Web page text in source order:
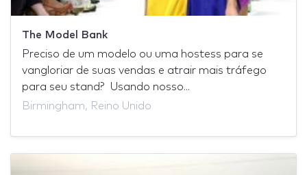
The Model Bank
Preciso de um modelo ou uma hostess para se
vangloriar de suas vendas e atrair mais tráfego
para seu stand? Usando nosso...
Birmingham, Reino Unido